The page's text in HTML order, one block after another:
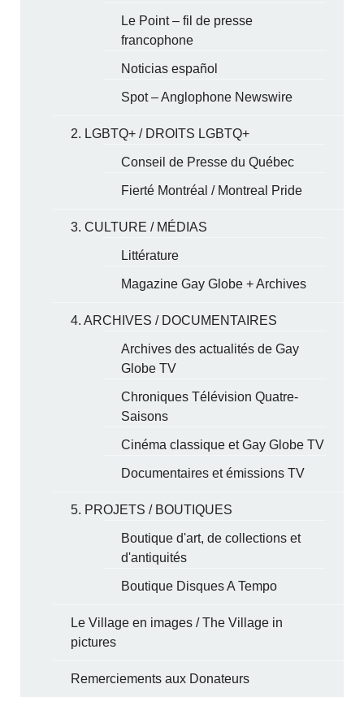
Le Point – fil de presse
francophone
Noticias español
Spot – Anglophone Newswire
2. LGBTQ+ / DROITS LGBTQ+
Conseil de Presse du Québec
Fierté Montréal / Montreal Pride
3. CULTURE / MÉDIAS
Littérature
Magazine Gay Globe + Archives
4. ARCHIVES / DOCUMENTAIRES
Archives des actualités de Gay
Globe TV
Chroniques Télévision Quatre-
Saisons
Cinéma classique et Gay Globe TV
Documentaires et émissions TV
5. PROJETS / BOUTIQUES
Boutique d'art, de collections et
d'antiquités
Boutique Disques A Tempo
Le Village en images / The Village in
pictures
Remerciements aux Donateurs